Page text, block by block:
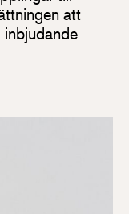
att